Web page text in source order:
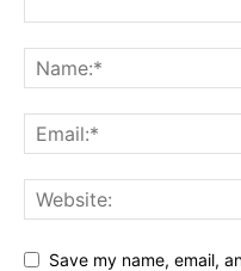
Save my name, email,